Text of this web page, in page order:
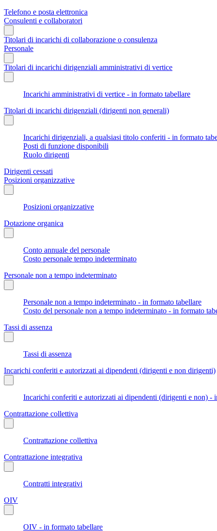
Telefono e posta elettronica
Consulenti e collaboratori
Titolari di incarichi di collaborazione o consulenza
Personale
Titolari di incarichi dirigenziali amministrativi di vertice
Incarichi amministrativi di vertice - in formato tabellare
Titolari di incarichi dirigenziali (dirigenti non generali)
Incarichi dirigenziali, a qualsiasi titolo conferiti - in formato
Posti di funzione disponibili
Ruolo dirigenti
Dirigenti cessati
Posizioni organizzative
Posizioni organizzative
Dotazione organica
Conto annuale del personale
Costo personale tempo indeterminato
Personale non a tempo indeterminato
Personale non a tempo indeterminato - in formato tabellare
Costo del personale non a tempo indeterminato - in formato
Tassi di assenza
Tassi di assenza
Incarichi conferiti e autorizzati ai dipendenti (dirigenti e non dirigenti)
Incarichi conferiti e autorizzati ai dipendenti (dirigenti e non) -
Contrattazione collettiva
Contrattazione collettiva
Contrattazione integrativa
Contratti integrativi
OIV
OIV - in formato tabellare